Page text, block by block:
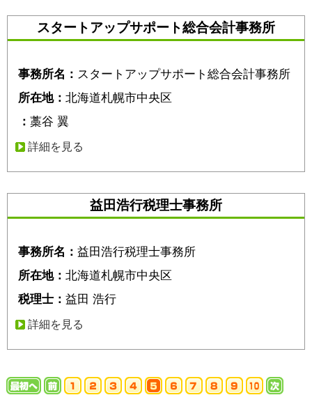
スタートアップサポート総合会計事務所
事務所名： スタートアップサポート総合会計事務所
所在地： 北海道札幌市中央区
： 藁谷 翼
詳細を見る
益田浩行税理士事務所
事務所名： 益田浩行税理士事務所
所在地： 北海道札幌市中央区
税理士： 益田 浩行
詳細を見る